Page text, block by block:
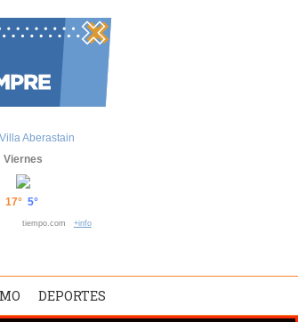
Aberastain
Viernes
17° 5°
tiempo.com +info
DEPORTES